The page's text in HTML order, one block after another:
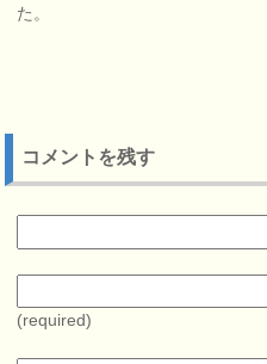
た。
コメントを残す
(required)